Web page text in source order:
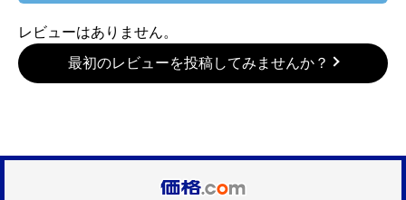
レビューはありません。
最初のレビューを投稿してみませんか？